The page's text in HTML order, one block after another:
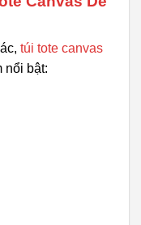
túi tote canvas
nổi bật: